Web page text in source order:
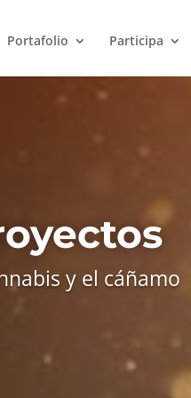
Portafolio Participa
y el cáñamo